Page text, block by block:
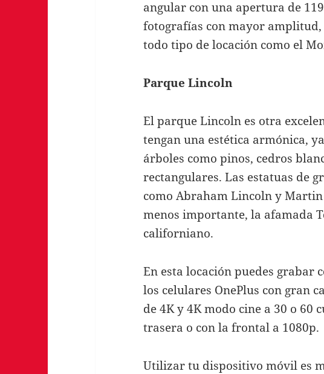
angular con una apertura de
fotografías con mayor
todo tipo de locación como el
Parque Lincoln
El parque Lincoln es otra
tengan una estética armónica,
árboles como pinos, cedros
rectangulares. Las estatuas de
como Abraham Lincoln y
menos importante, la afamada
californiano.
En esta locación puedes grabar
los celulares OnePlus con gran
de 4K y 4K modo cine a 30 o 60
trasera o con la frontal a 1080p.
Utilizar tu dispositivo móvil es